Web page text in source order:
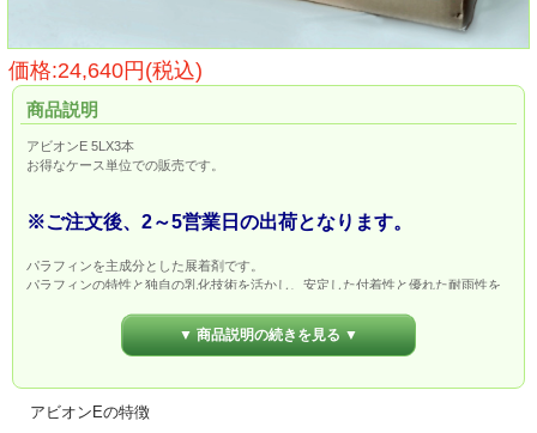
価格:24,640円(税込)
商品説明
アビオンE 5LX3本
お得なケース単位での販売です。
※ご注文後、2～5営業日の出荷となります。
パラフィンを主成分とした展着剤です。
パラフィンの特性と独自の乳化技術を活かし、安定した付着性と優れた耐雨性を
適期防除が可能で、混用する農薬（殺菌剤や殺虫剤）の効果を十分に引き出す事
特別栽培などにも有用であり、またパラフィンは安全な成分として認められてい
▼ 商品説明の続きを見る ▼
アビオンEの特徴